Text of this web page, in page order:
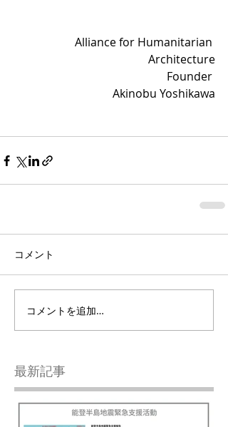
Alliance for Humanitarian
Architecture
Founder
Akinobu Yoshikawa
コメント
コメントを追加…
最新記事